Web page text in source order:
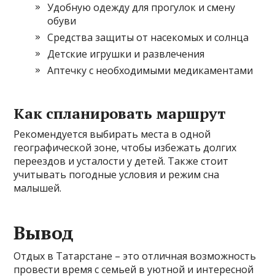
Удобную одежду для прогулок и смену
обуви
Средства защиты от насекомых и солнца
Детские игрушки и развлечения
Аптечку с необходимыми медикаментами
Как спланировать маршрут
Рекомендуется выбирать места в одной
географической зоне, чтобы избежать долгих
переездов и усталости у детей. Также стоит
учитывать погодные условия и режим сна
малышей.
Вывод
Отдых в Татарстане – это отличная возможность
провести время с семьей в уютной и интересной